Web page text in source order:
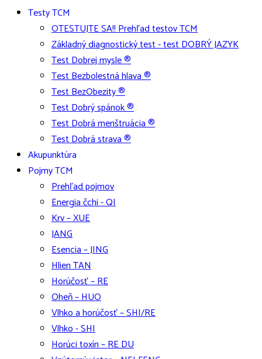
Testy TCM
OTESTUJTE SA!! Prehľad testov TCM
Základný diagnostický test - test DOBRÝ JAZYK
Test Dobrej mysle ®
Test Bezbolestná hlava ®
Test BezObezity ®
Test Dobrý spánok ®
Test Dobrá menštruácia ®
Test Dobrá strava ®
Akupunktúra
Pojmy TCM
Prehľad pojmov
Energia čchi - QI
Krv – XUE
JANG
Esencia – JING
Hlien TAN
Horúčosť – RE
Oheň – HUO
Vlhko a horúčosť – SHI/RE
Vlhko - SHI
Horúci toxín – RE DU